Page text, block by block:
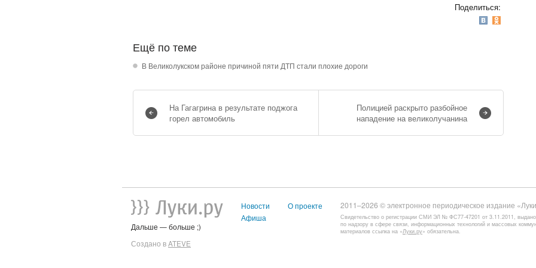
Поделиться:
Ещё по теме
В Великолукском районе причиной пяти ДТП стали плохие дороги
На Гагагрина в результате поджога
горел автомобиль
Полицией раскрыто разбойное
нападение на великолучанина
Дальше — больше ;)
Создано вATEVE
Новости
Афиша
О проекте 2011–2026 © электронное периодическое издание
Свидетельство о регистрации СМИ ЭЛ № ФС77-47201 от 3.11.2011,
по надзору в сфере связи, информационных технологий и массовых
материалов ссылка на «Луки.ру» обязательна.